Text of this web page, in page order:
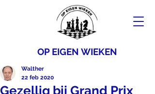
OP EIGEN WIEKEN
Gezellig bij Grand Prix
Walther
22 feb 2020